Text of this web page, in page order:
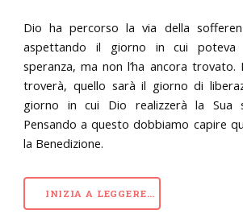
Dio ha percorso la via della
aspettando il giorno in cui poteva
speranza, ma non l’ha ancora trovato.
troverà, quello sarà il giorno di
giorno in cui Dio realizzerà la Sua
Pensando a questo dobbiamo capire
la Benedizione.
INIZIA A LEGGERE…